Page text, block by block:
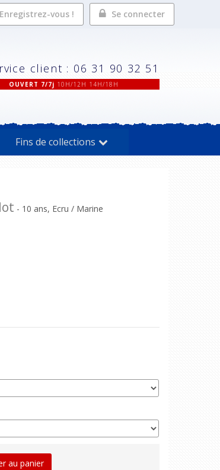
Enregistrez-vous ! Se connecter
client : 06 31 90 32 51
OUVERT 7/7j 10H/12H 14H/18H
Fins de collections
- 10 ans, Ecru / Marine
au panier